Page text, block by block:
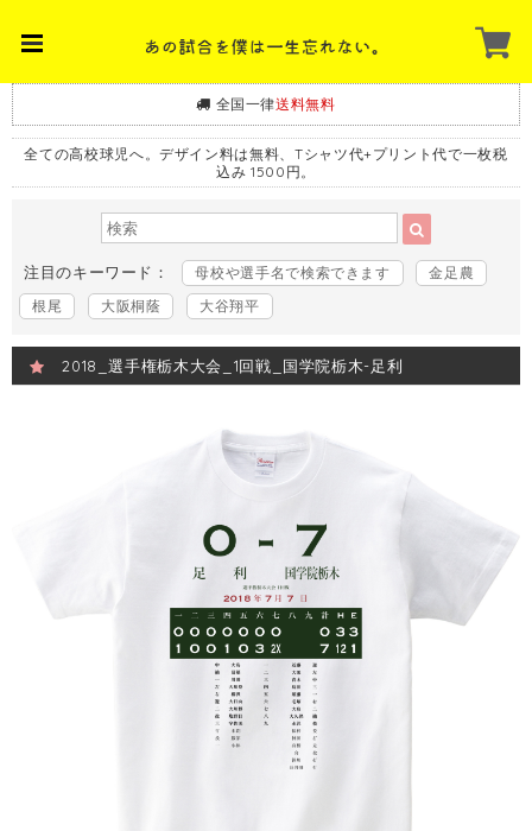
全国一律送料無料
全ての高校球児へ。デザイン料は無料、Tシャツ代+プリント代で一枚税
込み 1500円。
注目のキーワード： 母校や選手名で検索できます
金足農
根尾
大阪桐蔭 大谷翔平
2018_選手権栃木大会_1回戦_国学院栃木-足利